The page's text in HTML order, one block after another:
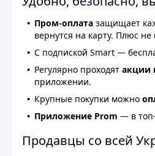
Пром-оплата защищает
вернутся на карту. Плюс
С подпиской Smart —
Регулярно проходят акции
приложении.
Крупные покупки можно
Приложение Prom — в
Продавцы со всей